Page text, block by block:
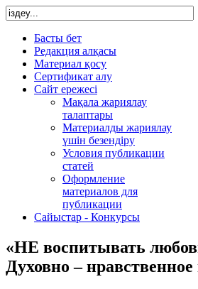
Басты бет
Редакция алқасы
Материал қосу
Сертификат алу
Сайт ережесі
Мақала жариялау
талаптары
Материалды жариялау
үшін безендіру
Условия публикации
статей
Оформление
материалов для
публикации
Сайыстар - Конкурсы
«НЕ воспитывать
Духовно –